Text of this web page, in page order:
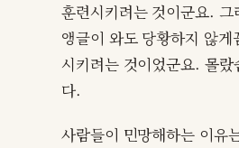
훈련시키려는 것이군요.
앵글이 와도 당황하지 않
시키려는 것이었군요. 몰
다.
사람들이 민망해하는 이유